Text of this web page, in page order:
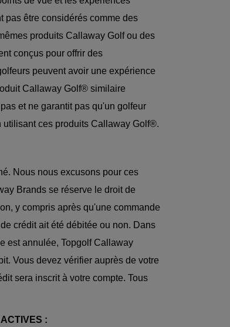
être considérés comme des
produits Callaway Golf ou des
conçus pour offrir des
peuvent avoir une expérience
Callaway Golf® similaire
et ne garantit pas qu'un golfeur
ces produits Callaway Golf®.
Nous nous excusons pour ces
Brands se réserve le droit de
y compris après qu'une commande
crédit ait été débitée ou non. Dans
est annulée, Topgolf Callaway
Vous devez vérifier auprès de votre
sera inscrit à votre compte. Tous
: